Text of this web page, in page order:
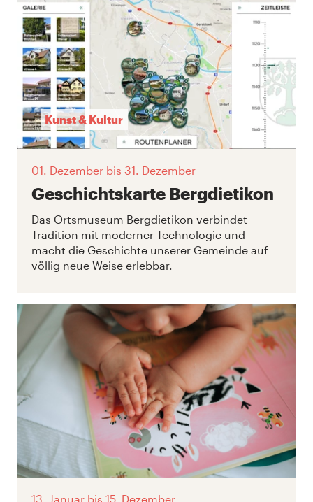
Kunst & Kultur
01. Dezember bis 31. Dezember
Geschichtskarte Bergdietikon
Das Ortsmuseum Bergdietikon verbindet
Tradition mit moderner Technologie und
macht die Geschichte unserer Gemeinde auf
völlig neue Weise erlebbar.
13. Januar bis 15. Dezember